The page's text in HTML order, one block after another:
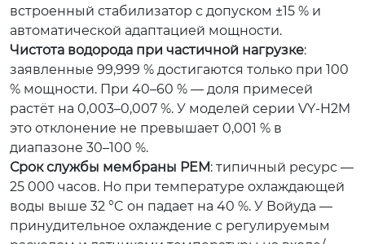
встроенный стабилизатор с допуском ±15 % и
автоматической адаптацией мощности.
Чистота водорода при частичной нагрузке:
заявленные 99,999 % достигаются только при 100
% мощности. При 40–60 % — доля примесей
растёт на 0,003–0,007 %. У моделей серии VY-H2M
это отклонение не превышает 0,001 % в
диапазоне 30–100 %.
Срок службы мембраны PEM: типичный ресурс —
25 000 часов. Но при температуре охлаждающей
воды выше 32 °C он падает на 40 %. У Войуда —
принудительное охлаждение с регулируемым